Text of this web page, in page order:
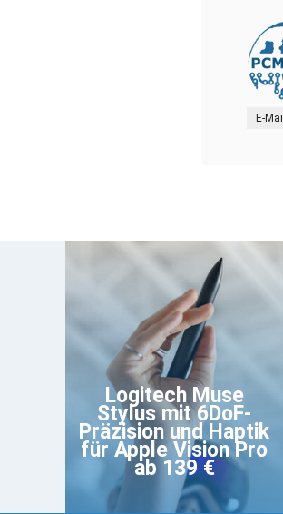
E-Mail
Logitech Muse
Stylus mit 6DoF-
Präzision und Haptik
für Apple Vision Pro
ab 139 €